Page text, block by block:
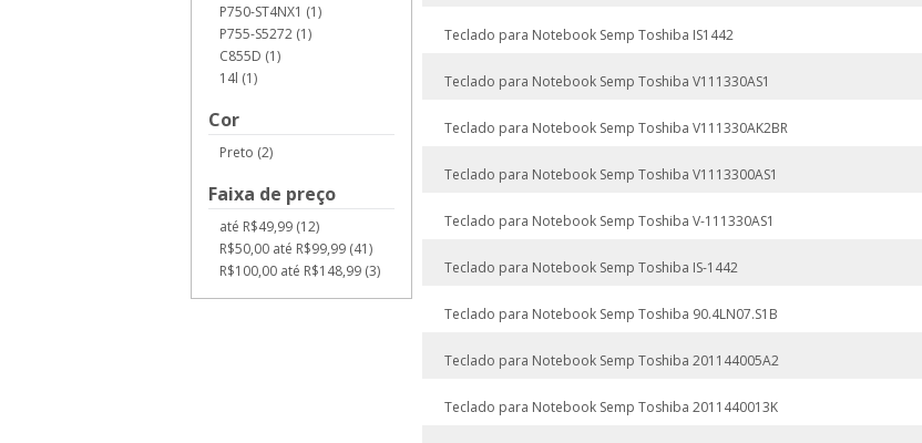
P750-ST4NX1 (1)
P755-S5272 (1)
C855D (1)
14l (1)
Cor
Preto (2)
Faixa de preço
até R$49,99 (12)
R$50,00 até R$99,99 (41)
R$100,00 até R$148,99 (3)
Teclado para Notebook Semp Toshiba IS1442
Teclado para Notebook Semp Toshiba V111330AS1
Teclado para Notebook Semp Toshiba V111330AK2BR
Teclado para Notebook Semp Toshiba V1113300AS1
Teclado para Notebook Semp Toshiba V-111330AS1
Teclado para Notebook Semp Toshiba IS-1442
Teclado para Notebook Semp Toshiba 90.4LN07.S1B
Teclado para Notebook Semp Toshiba 201144005A2
Teclado para Notebook Semp Toshiba 2011440013K